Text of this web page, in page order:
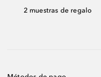
2 muestras de regalo